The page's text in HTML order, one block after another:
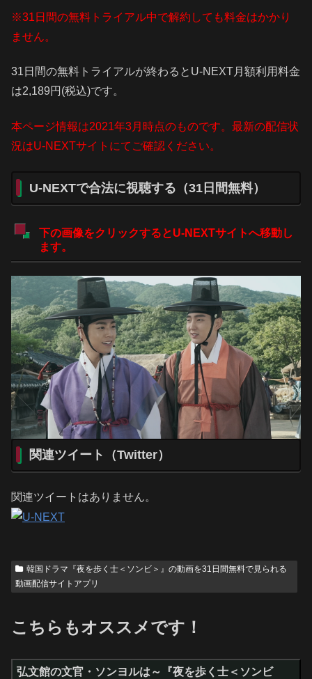
※31日間の無料トライアル中で解約しても料金はかかり
ません。
31日間の無料トライアルが終わるとU-NEXT月額利用料金
は2,189円(税込)です。
本ページ情報は2021年3月時点のものです。最新の配信状
況はU-NEXTサイトにてご確認ください。
U-NEXTで合法に視聴する（31日間無料）
下の画像をクリックするとU-NEXTサイトへ移動し
ます。
関連ツイート（Twitter）
関連ツイートはありません。
韓国ドラマ『夜を歩く士＜ソンビ＞』の動画を31日間無料で見られる
動画配信サイトアプリ
こちらもオススメです！
弘文館の文官・ソンヨルは～『夜を歩く士＜ソンビ